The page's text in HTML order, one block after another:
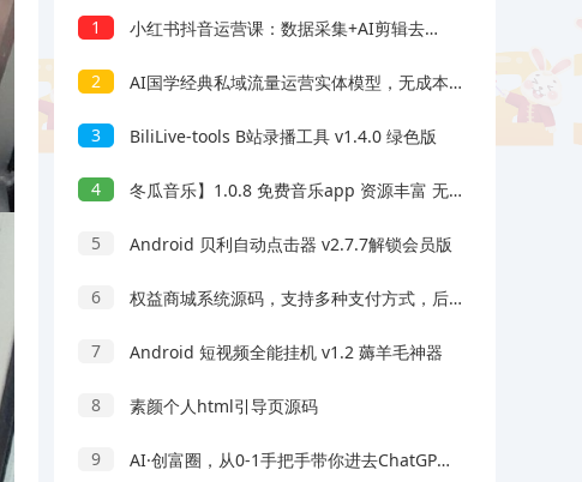
1 小红书抖音运营课：数据采集+AI剪辑去重，选品上架与笔记带货流量技巧
2 AI国学经典私域流量运营实体模型，无成本费、转现快、周期时间短、延续性强，运单号月转现3w
3 BiliLive-tools B站录播工具 v1.4.0 绿色版
4 冬瓜音乐】1.0.8 免费音乐app 资源丰富 无广告
5 Android 贝利自动点击器 v2.7.7解锁会员版
6 权益商城系统源码，支持多种支付方式，后台商品管理，订单管理，串货管理，分站管理
7 Android 短视频全能挂机 v1.2 薅羊毛神器
8 素颜个人html引导页源码
9 AI·创富圈，从0-1手把手带你进去ChatGPT时代，时代变革的先锋